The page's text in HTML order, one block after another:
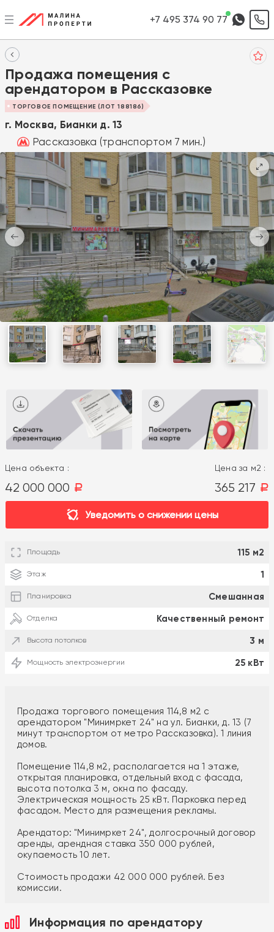
+7 495 374 90 77
Продажа помещения с
арендатором в Рассказовке
ТОРГОВОЕ ПОМЕЩЕНИЕ (ЛОТ 188186)
г. Москва, Бианки д. 13
Рассказовка (транспортом 7 мин.)
Цена объекта :
42 000 000 a
Цена за м2 :
365 217 a
Уведомить о снижении цены
Площадь 115 м2
Этаж 1
Планировка Смешанная
Отделка Качественный ремонт
Высота потолков 3 м
Мощность электроэнергии 25 кВт
Продажа торгового помещения 114,8 м2 с
арендатором "Минимркет 24" на ул. Бианки, д. 13 (7
минут транспортом от метро Рассказовка). 1 линия
домов.
Помещение 114,8 м2, располагается на 1 этаже,
открытая планировка, отдельный вход с фасада,
высота потолка 3 м, окна по фасаду.
Электрическая мощность 25 кВт. Парковка перед
фасадом. Место для размещения рекламы.
Арендатор: "Минимркет 24", долгосрочный договор
аренды, арендная ставка 350 000 рублей,
окупаемость 10 лет.
Стоимость продажи 42 000 000 рублей. Без
комиссии.
Информация по арендатору